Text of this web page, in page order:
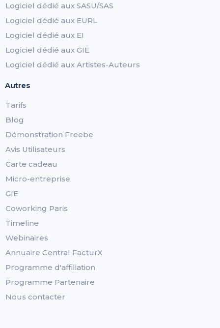
Logiciel dédié aux SASU/SAS
Logiciel dédié aux EURL
Logiciel dédié aux EI
Logiciel dédié aux GIE
Logiciel dédié aux Artistes-Auteurs
Autres
Tarifs
Blog
Démonstration Freebe
Avis Utilisateurs
Carte cadeau
Micro-entreprise
GIE
Coworking Paris
Timeline
Webinaires
Annuaire Central FacturX
Programme d'affiliation
Programme Partenaire
Nous contacter